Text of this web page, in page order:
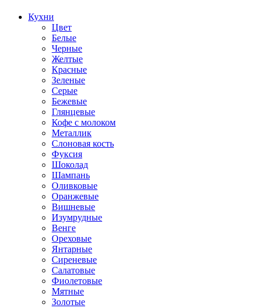
Кухни
Цвет
Белые
Черные
Желтые
Красные
Зеленые
Серые
Бежевые
Глянцевые
Кофе с молоком
Металлик
Слоновая кость
Фуксия
Шоколад
Шампань
Оливковые
Оранжевые
Вишневые
Изумрудные
Венге
Ореховые
Янтарные
Сиреневые
Салатовые
Фиолетовые
Мятные
Золотые